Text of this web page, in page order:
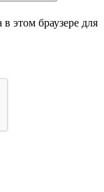
этом браузере для